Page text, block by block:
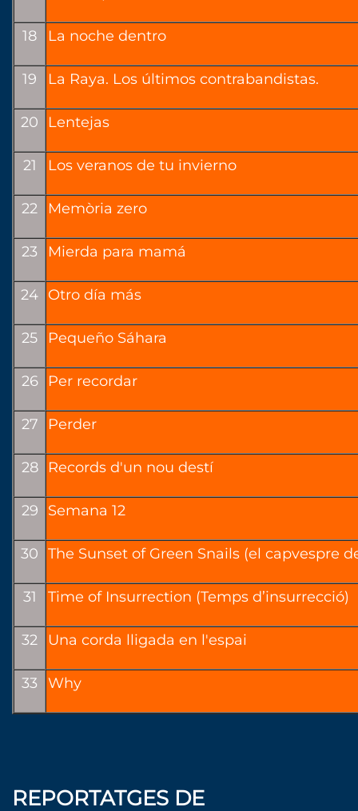
18 La noche dentro
19 La Raya. Los últimos contrabandistas.
20 Lentejas
21 Los veranos de tu invierno
22 Memòria zero
23 Mierda para mamá
24 Otro día más
25 Pequeño Sáhara
26 Per recordar
27 Perder
28 Records d'un nou destí
29 Semana 12
30 The Sunset of Green Snails (el capvespre
31 Time of Insurrection (Temps d’insurrecció)
32 Una corda lligada en l'espai
33 Why
REPORTATGES DE